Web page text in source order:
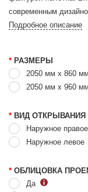
современным
Подробное описание
* РАЗМЕРЫ
2050 мм х 860 мм
2050 мм x 960 мм
* ВИД ОТКРЫВАНИЯ
Наружное правое
Наружное левое
* ОБЛИЦОВКА
Да